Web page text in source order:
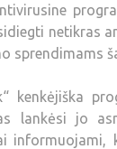
netikras
sprendimams
kenkėjiška
lankėsi jo
informuojami,